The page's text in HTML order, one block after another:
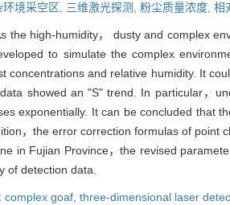
环境采空区, 三维激光探测, 粉尘质量浓度, 相
the high-humidity， dusty and complex
to simulate the complex
concentrations and relative humidity. It
showed an "S" trend. In particular，
exponentially. It can be concluded that
，the error correction formulas of point
in Fujian Province，the revised
of detection data.
complex goaf, three-dimensional laser